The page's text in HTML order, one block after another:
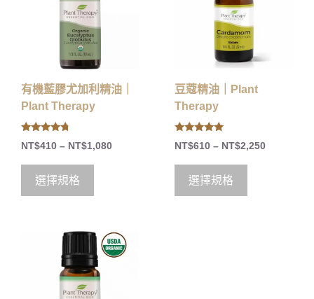
有機藍膠尤加利精油｜
Plant Therapy
4.50
out of 5
NT$410 – NT$1,080
選擇規格
豆蔻精油｜Plant
Therapy
5.00
out of 5
NT$610 – NT$2,250
選擇規格